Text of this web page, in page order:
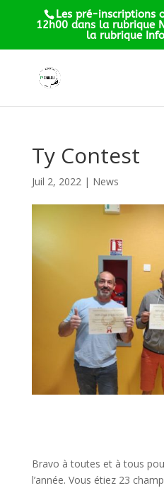
Les pré-inscriptions
12h00 dans la rubrique
la rubrique
Ty Contest
Juil 2, 2022| News
Bravo à toutes et à tous
l’année. Vous étiez 23